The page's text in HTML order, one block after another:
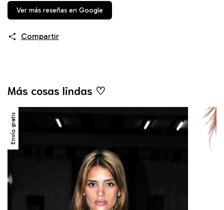
Ver más reseñas en Google
Compartir
Más cosas lindas ♡
Envío gratis